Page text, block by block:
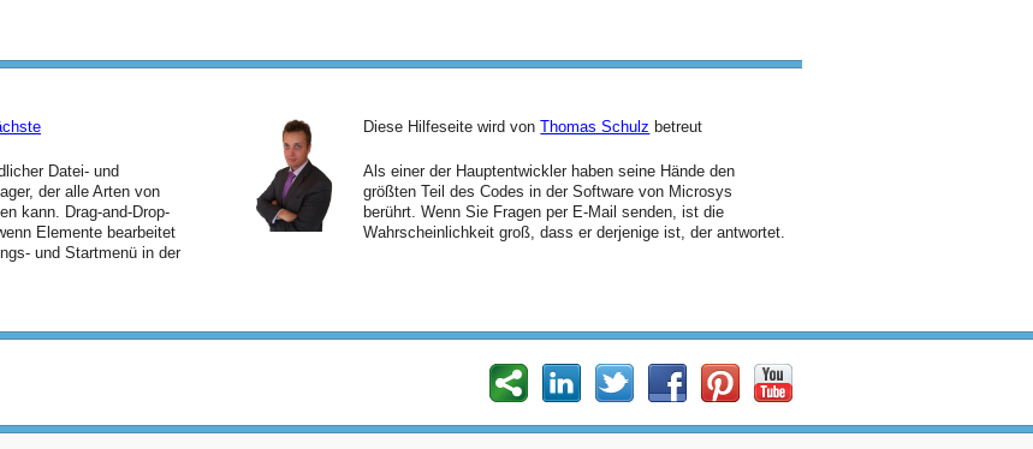
Datei- und
der alle Arten von
kann. Drag-and-Drop-
Elemente bearbeitet
und Startmenü in der
Diese Hilfeseite wird vonThomas Schulz betreut
Als einer der Hauptentwickler haben seine Hände den
größten Teil des Codes in der Software von Microsys
berührt. Wenn Sie Fragen per E-Mail senden, ist die
Wahrscheinlichkeit groß, dass er derjenige ist, der antwortet.